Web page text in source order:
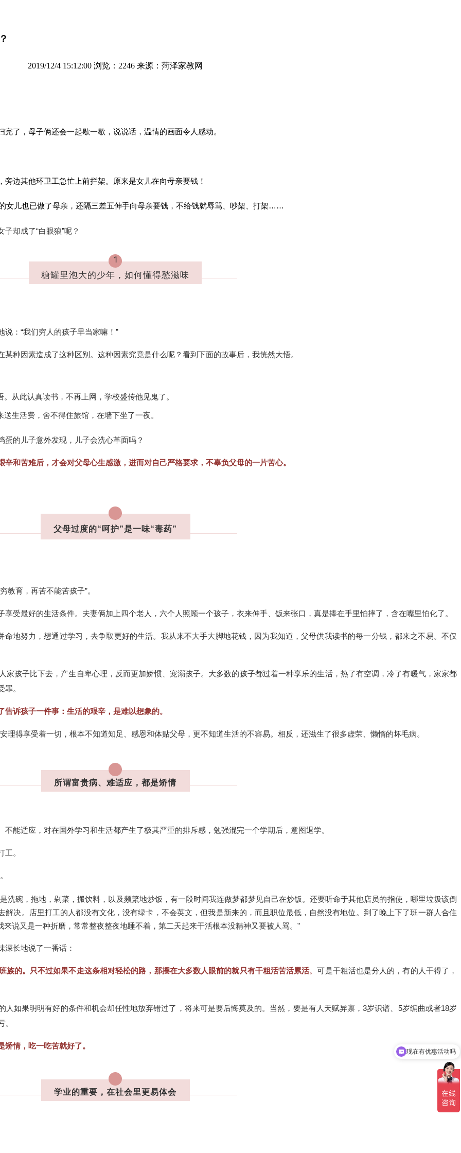
2019/12/4 15:12:00 浏览：2246 来源：菏泽家教网
了，母子俩还会一起歇一歇，说说话，温情的画面令人感动。
边其他环卫工急忙上前拦架。原来是女儿在向母亲要钱！
女儿也已做了母亲，还隔三差五伸手向母亲要钱，不给钱就辱骂、吵架、打架……
却成了“白眼狼”呢？
1
糖罐里泡大的少年，如何懂得愁滋味
：“我们穷人的孩子早当家嘛！”
种因素造成了这种区别。这种因素究竟是什么呢？看到下面的故事后，我恍然大悟。
从此认真读书，不再上网，学校盛传他见鬼了。
生活费，舍不得住旅馆，在墙下坐了一夜。
的儿子意外发现，儿子会洗心革面吗？
和苦难后，才会对父母心生感激，进而对自己严格要求，不辜负父母的一片苦心。
父母过度的“呵护”是一味“毒药”
教育，再苦不能苦孩子”。
受最好的生活条件。夫妻俩加上四个老人，六个人照顾一个孩子，衣来伸手、饭来张口，真是捧在手里怕摔了，含在嘴里怕化了。
地努力，想通过学习，去争取更好的生活。我从来不大手大脚地花钱，因为我知道，父母供我读书的每一分钱，都来之不易。不仅
孩子比下去，产生自卑心理，反而更加娇惯、宠溺孩子。大多数的孩子都过着一种享乐的生活，热了有空调，冷了有暖气，家家都
。
诉孩子一件事：生活的艰辛，是难以想象的。
理得享受着一切，根本不知道知足、感恩和体贴父母，更不知道生活的不容易。相反，还滋生了很多虚荣、懒惰的坏毛病。
所谓富贵病、难适应，都是矫情
能适应，对在国外学习和生活都产生了极其严重的排斥感，勉强混完一个学期后，意图退学。
。
洗碗，拖地，剁菜，搬饮料，以及频繁地炒饭，有一段时间我连做梦都梦见自己在炒饭。还要听命于其他店员的指使，哪里垃圾该倒
决。店里打工的人都没有文化，没有绿卡，不会英文，但我是新来的，而且职位最低，自然没有地位。到了晚上下了班一群人合住
说又是一种折磨，常常整夜整夜地睡不着，第二天起来干活根本没精神又要被人骂。”
长地说了一番话：
的。只不过如果不走这条相对轻松的路，那摆在大多数人眼前的就只有干粗活苦活累活。可是干粗活也是分人的，有的人干得了，
如果明明有好的条件和机会却任性地放弃错过了，将来可是要后悔莫及的。当然，要是有人天赋异禀，3岁识谱、5岁编曲或者18岁
。
情，吃一吃苦就好了。
学业的重要，在社会里更易体会
现在有优惠活动吗